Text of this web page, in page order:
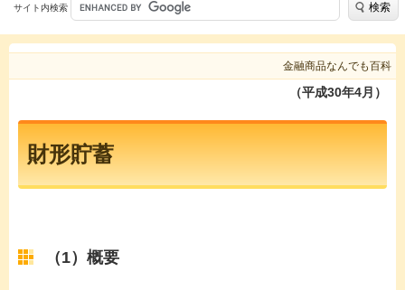
サイト内検索 検索
金融商品なんでも百科
（平成30年4月）
財形貯蓄
（1）概要